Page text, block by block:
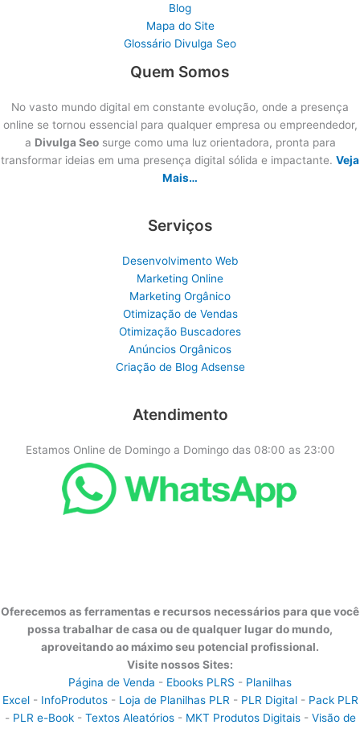
Blog
Mapa do Site
Glossário Divulga Seo
Quem Somos
No vasto mundo digital em constante evolução, onde a presença
online se tornou essencial para qualquer empresa ou empreendedor,
a Divulga Seosurge como uma luz orientadora, pronta para
transformar ideias em uma presença digital sólida e impactante. Veja
Mais…
Serviços
Desenvolvimento Web
Marketing Online
Marketing Orgânico
Otimização de Vendas
Otimização Buscadores
Anúncios Orgânicos
Criação de Blog Adsense
Atendimento
Estamos Online de Domingo a Domingo das 08:00 as 23:00
Oferecemos as ferramentas e recursos necessários para que você
possa trabalhar de casa ou de qualquer lugar do mundo,
aproveitando ao máximo seu potencial profissional.
Visite nossos Sites:
Página de Venda - Ebooks PLRS - Planilhas
Excel- InfoProdutos- Loja de Planilhas PLR - PLR Digital- Pack PLR
- PLR e-Book- Textos Aleatórios- MKT Produtos Digitais- Visão de